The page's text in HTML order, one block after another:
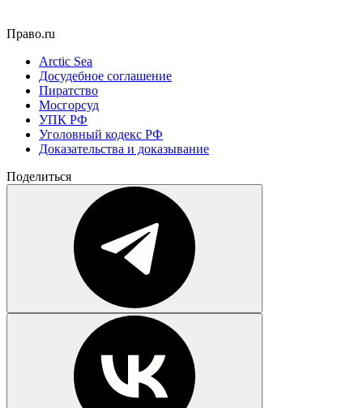
Право.ru
Arctic Sea
Досудебное соглашение
Пиратство
Мосгорсуд
УПК РФ
Уголовный кодекс РФ
Доказательства и доказывание
Поделиться